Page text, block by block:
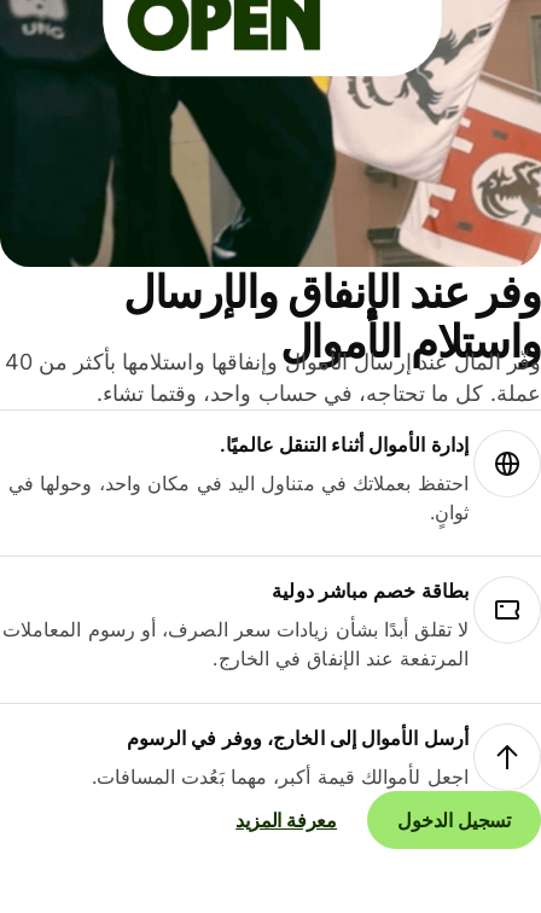
عند الإنفاق والإرسال
الأموال
وفّر المال عند إرسال الأموال وإنفاقها واستلامها بأكثر من 40
كل ما تحتاجه، في حساب واحد، وقتما تشاء.
إدارة الأموال أثناء التنقل عالميًا.
احتفظ بعملاتك في متناول اليد في مكان واحد، وحولها في
ثوانٍ.
بطاقة خصم مباشر دولية
لا تقلق أبدًا بشأن زيادات سعر الصرف، أو رسوم المعاملات
المرتفعة عند الإنفاق في الخارج.
أرسل الأموال إلى الخارج، ووفر في الرسوم
اجعل لأموالك قيمة أكبر، مهما بَعُدت المسافات.
تسجيل الدخول
معرفة المزيد